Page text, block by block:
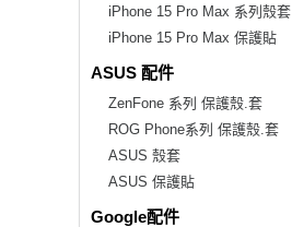
iPhone 15 Pro Max 系列殼套
iPhone 15 Pro Max 保護貼
ASUS 配件
ZenFone 系列 保護殼.套
ROG Phone系列 保護殼.套
ASUS 殼套
ASUS 保護貼
Google配件